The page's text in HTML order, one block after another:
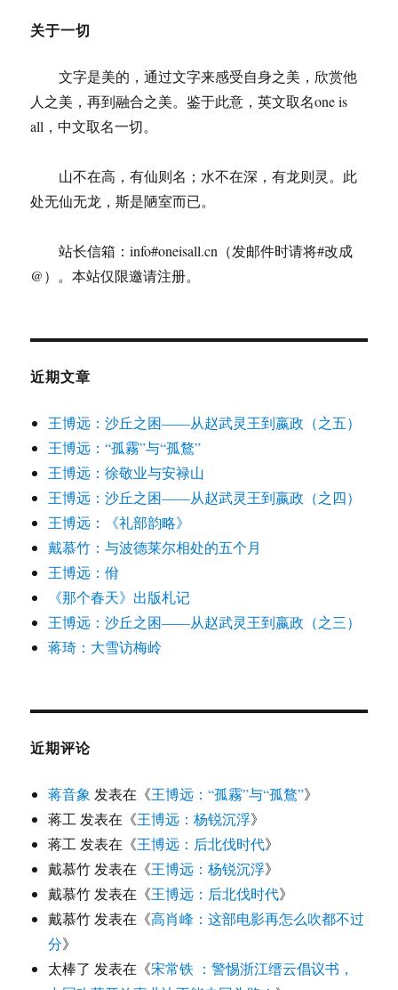
关于一切
文字是美的，通过文字来感受自身之美，欣赏他
人之美，再到融合之美。鉴于此意，英文取名one is
all，中文取名一切。
山不在高，有仙则名；水不在深，有龙则灵。此
处无仙无龙，斯是陋室而已。
站长信箱：info#oneisall.cn（发邮件时请将#改成
@）。本站仅限邀请注册。
近期文章
王博远：沙丘之困——从赵武灵王到嬴政（之五）
王博远：“孤霧”与“孤鶩”
王博远：徐敬业与安禄山
王博远：沙丘之困——从赵武灵王到嬴政（之四）
王博远：《礼部韵略》
戴慕竹：与波德莱尔相处的五个月
王博远：佾
《那个春天》出版札记
王博远：沙丘之困——从赵武灵王到嬴政（之三）
蒋琦：大雪访梅岭
近期评论
蒋音象 发表在《王博远：“孤霧”与“孤鶩”》
蒋工 发表在《王博远：杨锐沉浮》
蒋工 发表在《王博远：后北伐时代》
戴慕竹 发表在《王博远：杨锐沉浮》
戴慕竹 发表在《王博远：后北伐时代》
戴慕竹 发表在《高肖峰：这部电影再怎么吹都不过
分》
太棒了 发表在《宋常铁 ：警惕浙江缙云倡议书，